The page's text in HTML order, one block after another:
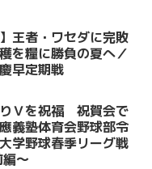
王者・ワセダに完敗
を糧に勝負の夏へ／
早定期戦
りＶを祝福 祝賀会で
義塾体育会野球部令
学野球春季リーグ戦
～